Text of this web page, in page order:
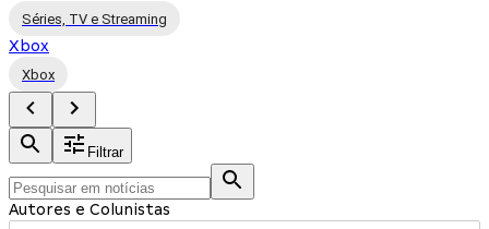
Séries, TV e Streaming
Xbox
Xbox
Filtrar
Autores e Colunistas